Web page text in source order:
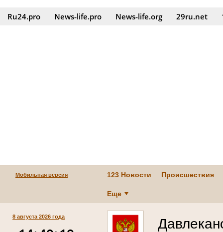
Ru24.pro News‑life.pro News‑life.org 29ru.net
Мобильная версия 123 Новости Происшествия
Еще
8 августа 2026 года